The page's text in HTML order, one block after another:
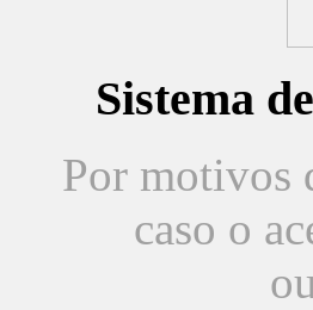
Sistema
Por motivos
caso o